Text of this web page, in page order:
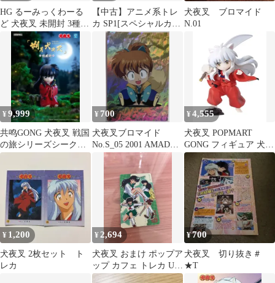
HG るーみっくわーる
ど 犬夜叉 未開封 3種セ
ット
【中古】アニメ系トレ
カ SP1[スペシャルカー
ド]：犬夜叉・弥勒・珊
瑚・かごめ・七宝
犬夜叉 ブロマイド
N.01
¥9,999
共鸣GONG 犬夜叉 戦国
の旅シリーズシークレ
ット 犬夜叉
¥ 700
犬夜叉ブロマイド
No.S_05 2001 AMADA
MADE IN JAPAN
¥4,555
犬夜叉 POPMART
GONG フィギュア 犬夜
叉
¥ 1,200
犬夜叉 2枚セット ト
レカ
¥ 2,694
犬夜叉 おまけ ポップア
ップ カフェ トレカ U
かごめ
¥700
犬夜叉 切り抜き＃
★T